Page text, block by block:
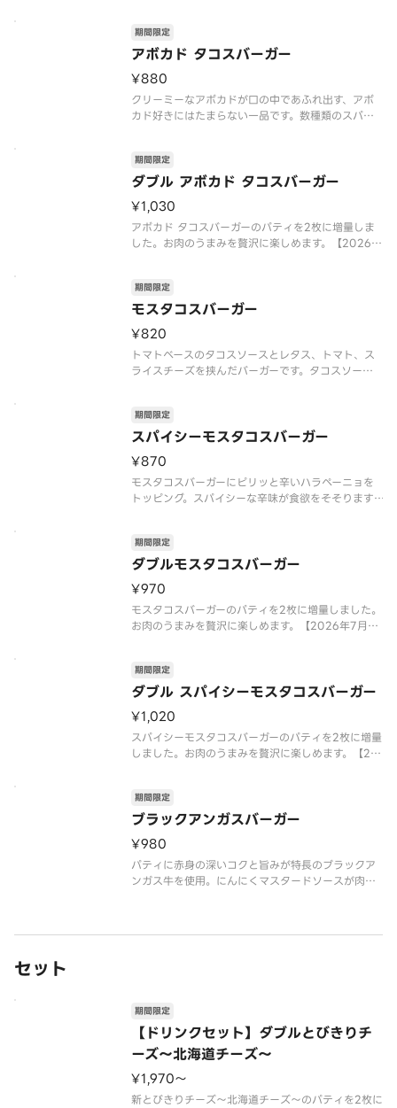
みください。【2026年7月15日（水）〜数量限定
（なくなり次第終了）】※チ
アボカド タコスバーガー
期間限定
¥880
クリーミーなアボカドが口の中であふれ出す、アボ
カド好きにはたまらない一品です。数種類のスパイ
い。
【2026年7月15日（水）〜2026年9月上旬頃まで
※
ダブル アボカド タコスバーガー
期間限定
¥1,030
アボカド タコスバーガーのパティを2枚に増量しま
した。お肉のうまみを贅沢に楽しめます。【2026年
合がございます。※チーズは工場で加熱加工をして
います。※商品には『
モスタコスバーガー
期間限定
¥820
トマトベースのタコスソースとレタス、トマト、ス
ライスチーズを挟んだバーガーです。タコスソース
スに仕立てました。【2026年7月15日（水）〜202
6年9月上旬頃までの販売
スパイシーモスタコスバーガー
期間限定
¥870
モスタコスバーガーにピリッと辛いハラペーニョを
トッピング。スパイシーな辛味が食欲をそそります。
了する場合がございます。※辛くて食べられない場
合がございますので、
ダブルモスタコスバーガー
期間限定
¥970
モスタコスバーガーのパティを2枚に増量しました。
お肉のうまみを贅沢に楽しめます。【2026年7月15
います。※チーズは工場で加熱加工をしています。※
商品には『カロリ
ダブル スパイシーモスタコスバーガー
期間限定
¥1,020
スパイシーモスタコスバーガーのパティを2枚に増量
しました。お肉のうまみを贅沢に楽しめます。【20
場合がございます。※辛くて食べられない場合がご
ざいますので、お子
ブラックアンガスバーガー
期間限定
¥980
パティに赤身の深いコクと旨みが特長のブラックア
ンガス牛を使用。にんにくマスタードソースが肉の
セット
【ドリンクセット】ダブルとびきりチ
ーズ～北海道チーズ～
期間限定
¥1,970〜
新とびきりチーズ～北海道チーズ～のパティを2枚に